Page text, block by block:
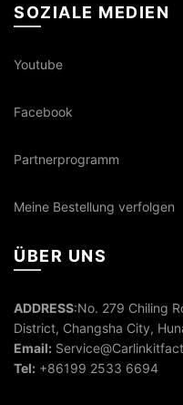
SOZIALE MEDIEN
Youtube
Facebook
Partnerprogramm
Meine Bestellung verfolgen
ÜBER UNS
ADDRESS:No. 279 Chiling
District, Changsha City,
Email:
Tel: +86199 2533 6694